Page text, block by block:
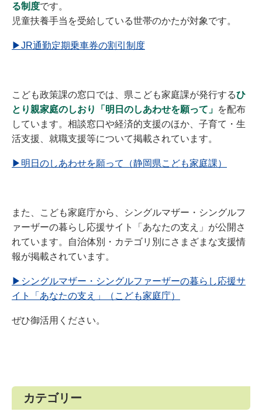
る制度です。
児童扶養手当を受給している世帯のかたが対象です。
▶JR通勤定期乗車券の割引制度
こども政策課の窓口では、県こども家庭課が発行するひ
とり親家庭のしおり「明日のしあわせを願って」 を配布
しています。相談窓口や経済的支援のほか、子育て・生
活支援、就職支援等について掲載されています。
▶明日のしあわせを願って（静岡県こども家庭課）
また、こども家庭庁から、シングルマザー・シングルフ
ァーザーの暮らし応援サイト「あなたの支え」が公開さ
れています。自治体別・カテゴリ別にさまざまな支援情
報が掲載されています。
▶ シングルマザー・シングルファーザーの暮らし応援サ
イト「あなたの支え」（こども家庭庁）
ぜひ御活用ください。
カテゴリー